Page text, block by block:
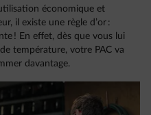
économique et
il existe une règle d’or :
! En effet, dès que vous lui
température, votre PAC va
davantage.